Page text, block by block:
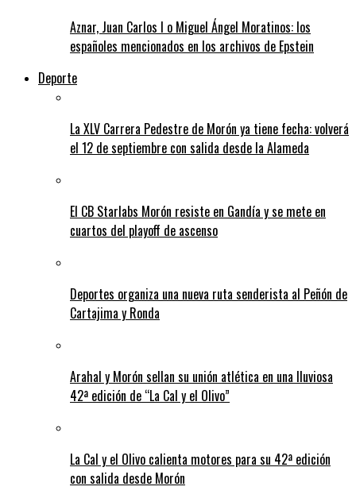
Aznar, Juan Carlos I o Miguel Ángel Moratinos: los
españoles mencionados en los archivos de Epstein
Deporte
La XLV Carrera Pedestre de Morón ya tiene fecha: volverá
el 12 de septiembre con salida desde la Alameda
El CB Starlabs Morón resiste en Gandía y se mete en
cuartos del playoff de ascenso
Deportes organiza una nueva ruta senderista al Peñón de
Cartajima y Ronda
Arahal y Morón sellan su unión atlética en una lluviosa
42ª edición de “La Cal y el Olivo”
La Cal y el Olivo calienta motores para su 42ª edición
con salida desde Morón